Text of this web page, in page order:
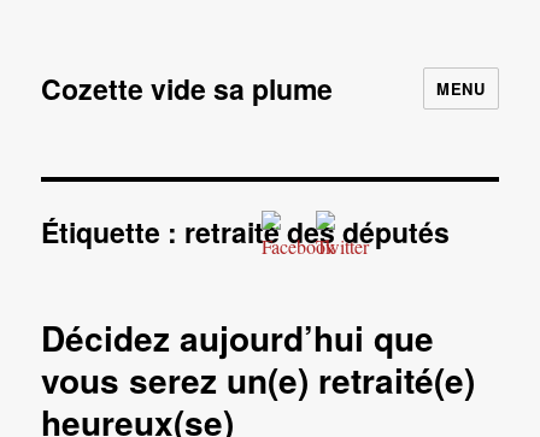
Cozette vide sa plume MENU
Étiquette : retraite des députés
Décidez aujourd’hui que
vous serez un(e) retraité(e)
heureux(se)